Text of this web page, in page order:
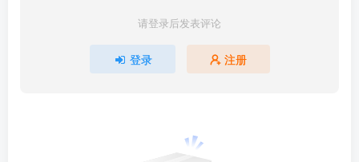
请登录后发表评论
登录 注册